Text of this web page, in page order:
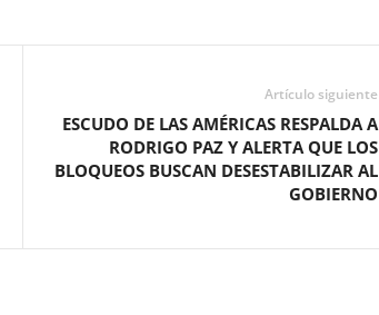
Artículo siguiente
ESCUDO DE LAS AMÉRICAS RESPALDA A
RODRIGO PAZ Y ALERTA QUE LOS
BLOQUEOS BUSCAN DESESTABILIZAR AL
GOBIERNO